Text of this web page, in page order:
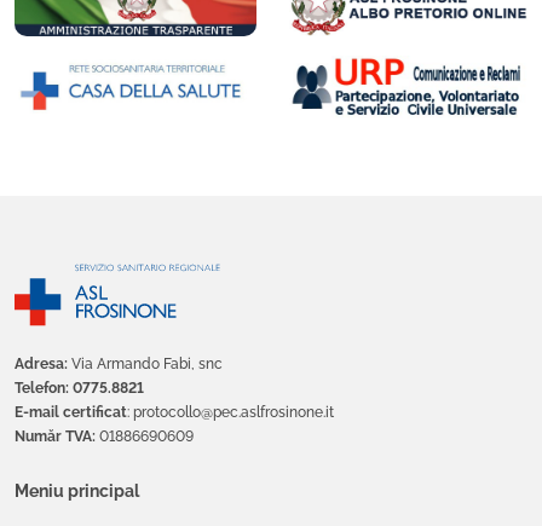
Adresa: Via Armando Fabi, snc
Telefon: 0775.8821
E-mail certificat: protocollo@pec.aslfrosinone.it
Număr TVA: 01886690609
Meniu principal